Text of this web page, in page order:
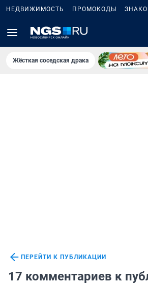
НЕДВИЖИМОСТЬ ПРОМОКОДЫ
Жёсткая соседская драка
ПЕРЕЙТИ К ПУБЛИКАЦИИ
17 комментариев к